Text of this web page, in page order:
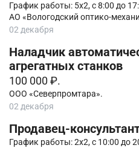
График работы: 5х2, с 8:00 до
АО «Вологодский оптико-
02 декабря
Наладчик
агрегатных станков
100 000 ₽.
ООО «Северпромтара».
02 декабря
Продавец-
График работы: 2х2, с 10:00 до